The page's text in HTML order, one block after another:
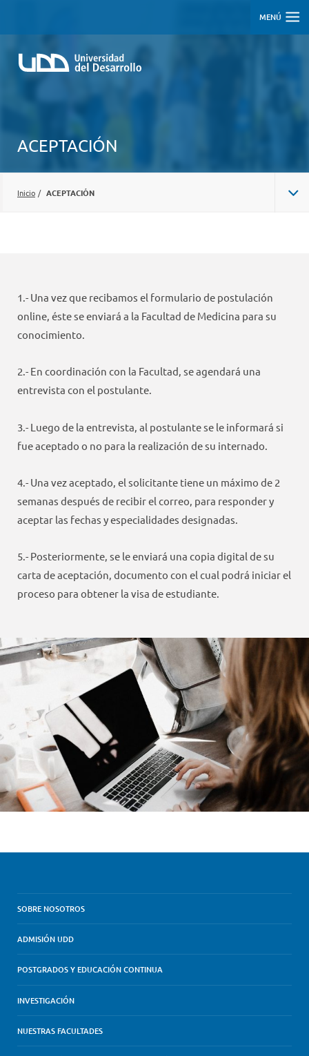
MENÚ
ACEPTACIÓN
Inicio / ACEPTACIÓN
1.- Una vez que recibamos el formulario de postulación
online, éste se enviará a la Facultad de Medicina para su
conocimiento.
2.- En coordinación con la Facultad, se agendará una
entrevista con el postulante.
3.- Luego de la entrevista, al postulante se le informará si
fue aceptado o no para la realización de su internado.
4.- Una vez aceptado, el solicitante tiene un máximo de 2
semanas después de recibir el correo, para responder y
aceptar las fechas y especialidades designadas.
5.- Posteriormente, se le enviará una copia digital de su
carta de aceptación, documento con el cual podrá iniciar el
proceso para obtener la visa de estudiante.
SOBRE NOSOTROS
ADMISIÓN UDD
POSTGRADOS Y EDUCACIÓN CONTINUA
INVESTIGACIÓN
NUESTRAS FACULTADES